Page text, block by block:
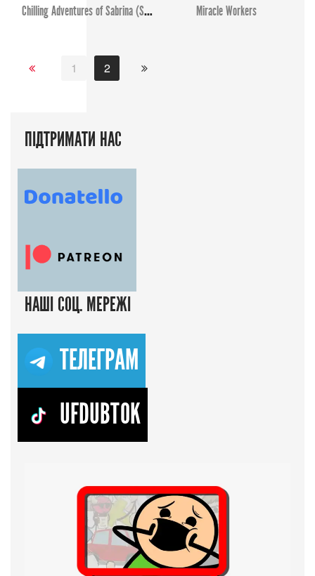
Chilling Adventures of Sabrina (Season 1) Miracle Workers
1 2
ПІДТРИМАТИ НАС
НАШІ СОЦ. МЕРЕЖІ
ТЕЛЕГРАМ
UFDUBTOK